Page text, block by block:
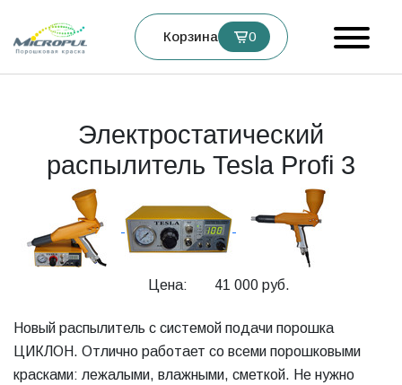
Корзина 0
Электростатический
распылитель Tesla Profi 3
Цена: 41 000 руб.
Новый распылитель с системой подачи порошка
ЦИКЛОН. Отлично работает со всеми порошковыми
красками: лежалыми, влажными, сметкой. Не нужно